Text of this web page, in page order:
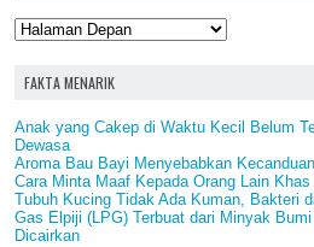
FAKTA MENARIK
Anak yang Cakep di Waktu Kecil Belum
Dewasa
Aroma Bau Bayi Menyebabkan
Cara Minta Maaf Kepada Orang Lain
Tubuh Kucing Tidak Ada Kuman, Bakteri
Gas Elpiji (LPG) Terbuat dari Minyak
Dicairkan